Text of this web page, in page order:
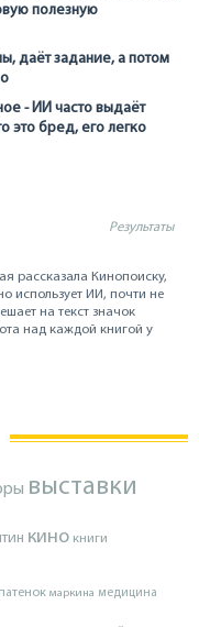
полезную
даёт задание, а потом
- ИИ часто выдаёт
это бред, его легко
Результаты
рассказала Кинопоиску,
использует ИИ, почти не
на текст значок
над каждой книгой у
выставки
кино книги
маркина медицина